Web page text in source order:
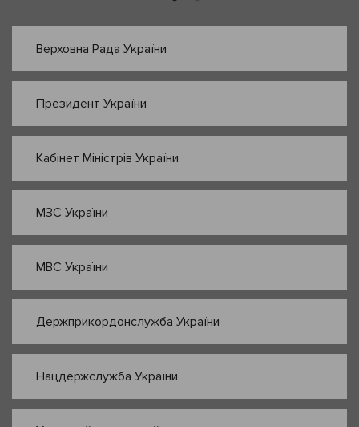
Верховна Рада України
Президент України
Кабінет Міністрів України
МЗС України
МВС України
Держприкордонслужба України
Нацдержслужба України